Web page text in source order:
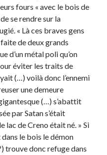
fours « avec le bois de
se rendre sur la
« Là ces braves gens
de deux grands
d’un métal poli qu’on
éviter les traits de
(…) voilà donc l’ennemi
une demeure
(…) s’abattit
par Satan s’était
lac de Creno était né. » Si
dans le bois le démon
trouve donc refuge dans